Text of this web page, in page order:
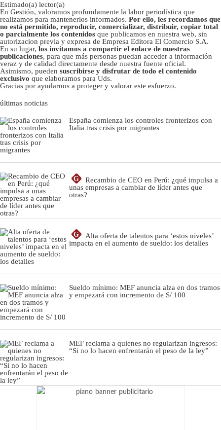
Estimado(a) lector(a)
En Gestión, valoramos profundamente la labor periodística que
realizamos para mantenerlos informados. Por ello, les recordamos que
no está permitido, reproducir, comercializar, distribuir, copiar total
o parcialmente los contenidos que publicamos en nuestra web, sin
autorizacion previa y expresa de Empresa Editora El Comercio S.A.
En su lugar, los invitamos a compartir el enlace de nuestras
publicaciones, para que más personas puedan acceder a información
veraz y de calidad directamente desde nuestra fuente oficial.
Asimismo, pueden suscribirse y disfrutar de todo el contenido
exclusivo que elaboramos para Uds.
Gracias por ayudarnos a proteger y valorar este esfuerzo.
últimas noticias
España comienza los controles fronterizos con
Italia tras crisis por migrantes
G
Recambio de CEO en Perú: ¿qué impulsa a
unas empresas a cambiar de líder antes que
otras?
G
Alta oferta de talentos para ‘estos niveles’
impacta en el aumento de sueldo: los detalles
Sueldo mínimo: MEF anuncia alza en dos tramos
y empezará con incremento de S/ 100
MEF reclama a quienes no regularizan ingresos:
“Si no lo hacen enfrentarán el peso de la ley”